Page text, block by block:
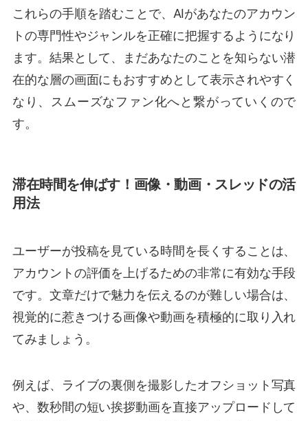
これらの手順を踏むことで、AIがあなたのアカウン
トの専門性やジャンルを正確に把握するようになり
ます。結果として、まだあなたのことを知らない潜
在的な層の画面にもおすすめとして表示されやすく
なり、スムーズなファン化へと繋がっていくので
す。
滞在時間を伸ばす！画像・動画・スレッドの活
用法
ユーザーが投稿を見ている時間を長くすることは、
アカウントの評価を上げるための非常に有効な手段
です。文章だけで魅力を伝えるのが難しい場合は、
視覚的に惹きつける画像や動画を積極的に取り入れ
てみましょう。
例えば、ライブの裏側を撮影したオフショット写真
や、数秒間の短い挨拶動画を直接アップロードして